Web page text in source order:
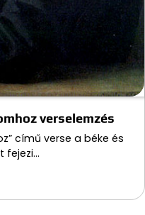
verselemzés
című verse a béke és
fejezi…